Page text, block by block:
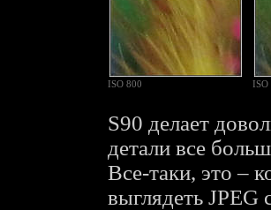
ISO 800 ISO
S90 делает
детали все
Все-таки, это –
выглядеть JPEG